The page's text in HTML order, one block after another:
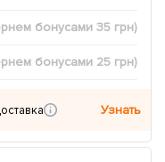
бонусами35 грн)
бонусами 25 грн)
Узнать